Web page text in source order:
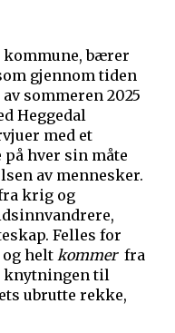
kommune, bærer
gjennom tiden
sommeren 2025
Heggedal
med et
hver sin måte
av mennesker.
krig og
Felles for
og heltkommer fra
knytningen til
ubrutte rekke,